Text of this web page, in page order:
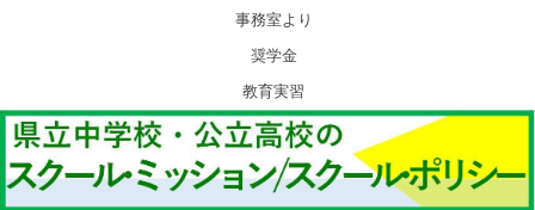
事務室より
奨学金
教育実習